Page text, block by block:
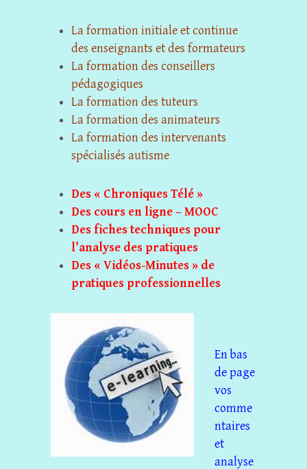
La formation initiale et continue
des enseignants et des formateurs
La formation des conseillers
pédagogiques
La formation des tuteurs
La formation des animateurs
La formation des intervenants
spécialisés autisme
Des « Chroniques Télé »
Des cours en ligne – MOOC
Des fiches techniques pour
l’analyse des pratiques
Des « Vidéos-Minutes » de
pratiques professionnelles
En bas
de page
vos
comme
ntaires
et
analyse